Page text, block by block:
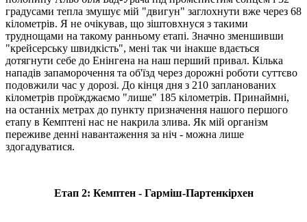
градусами тепла змушує мій "двигун" заглохнути вже через 68
кілометрів. Я не очікував, що зіштовхнуся з такими
труднощами на такому ранньому етапі. Значно зменшивши
"крейсерську швидкість", мені так чи інакше вдається
дотягнути себе до Енінгена на наш перший привал. Кілька
нападів запаморочення та об'їзд через дорожні роботи суттєво
подовжили час у дорозі. До кінця дня з 210 запланованих
кілометрів проїжджаємо "лише" 185 кілометрів. Принаймні,
на останніх метрах до пункту призначення нашого першого
етапу в Кемптені нас не накрила злива. Як мій організм
переживе денні навантаження за ніч - можна лише
здогадуватися.
Етап 2: Кемптен - Гарміш-Партенкірхен